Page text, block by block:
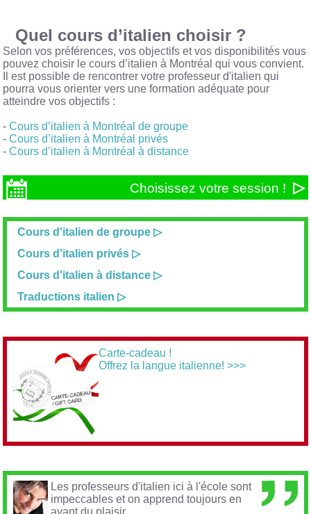
Quel cours d’italien choisir ?
Selon vos préférences, vos objectifs et vos disponibilités vous
pouvez choisir le cours d’italien à Montréal qui vous convient.
Il est possible de rencontrer votre professeur d'italien qui
pourra vous orienter vers une formation adéquate pour
atteindre vos objectifs :
-Cours d’italien à Montréal de groupe
-Cours d’italien à Montréal privés
-Cours d’italien à Montréal à distance
Choisissez votre session !
Cours d'italien de groupe
Cours d'italien privés
Cours d'italien à distance
Traductions italien
Carte-cadeau !
Offrez la langue italienne! >>>
Les professeurs d'italien ici à l'école sont
impeccables et on apprend toujours en